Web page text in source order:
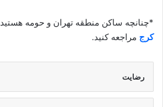
*چنانچه ساکن منطقه تهران و حومه هستید
کرج مراجعه کنید.
رضایت